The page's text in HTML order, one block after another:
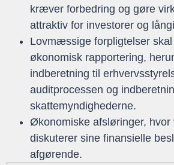
kræver forbedring og gøre
attraktiv for investorer og
Lovmæssige forpligtelser
økonomisk rapportering,
indberetning til
auditprocessen og
skattemyndighederne.
Økonomiske afsløringer, hvor
diskuterer sine finansielle
afgørende.